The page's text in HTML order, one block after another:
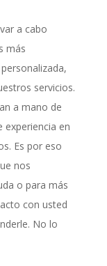
a cabo
más
servicios.
a mano de
en
Es por eso
nos
o para más
con usted
No lo